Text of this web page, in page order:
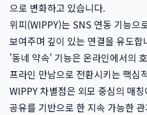
으로 변화하고 있습니다.
위피(WIPPY)는 SNS 연동 기능으
보여주며 깊이 있는 연결을 유도합
'동네 약속' 기능은 온라인에서의
프라인 만남으로 전환시키는 핵심
WIPPY 차별점은 외모 중심의 매
공유를 기반으로 한 지속 가능한